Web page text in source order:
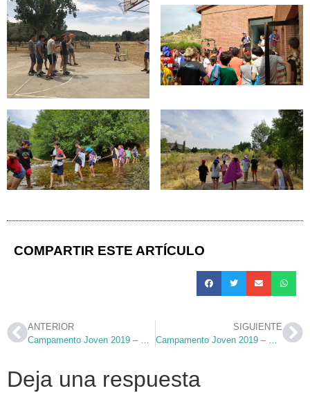
COMPARTIR ESTE ARTÍCULO
ANTERIOR
Campamento Joven 2019 – Días 4 y 5
SIGUIENTE
Campamento Joven 2019 – Día 7
Deja una respuesta